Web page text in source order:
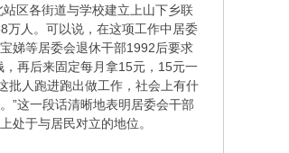
区各街道与学校建立上山下乡联
万人。可以说，在这项工作中居委
娣等居委会退休干部1992后要求
再后来固定每月拿15元，15元一
批人跑进跑出做工作，社会上有什
”这一段话清晰地表明居委会干部
处于与居民对立的地位。